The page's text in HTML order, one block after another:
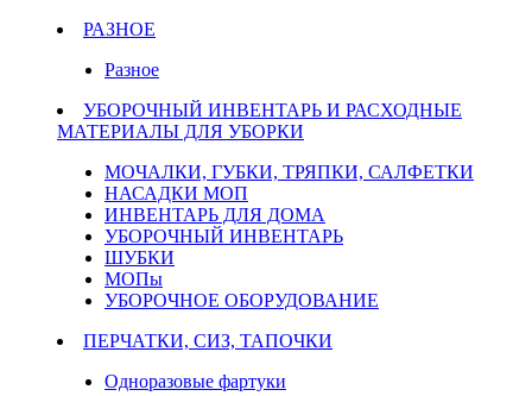
РАЗНОЕ
Разное
УБОРОЧНЫЙ ИНВЕНТАРЬ И РАСХОДНЫЕ
МАТЕРИАЛЫ ДЛЯ УБОРКИ
МОЧАЛКИ, ГУБКИ, ТРЯПКИ, САЛФЕТКИ
НАСАДКИ МОП
ИНВЕНТАРЬ ДЛЯ ДОМА
УБОРОЧНЫЙ ИНВЕНТАРЬ
ШУБКИ
МОПы
УБОРОЧНОЕ ОБОРУДОВАНИЕ
ПЕРЧАТКИ, СИЗ, ТАПОЧКИ
Одноразовые фартуки